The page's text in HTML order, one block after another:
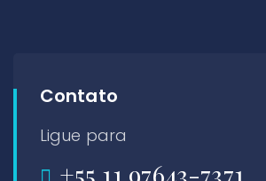
Contato
Ligue para
+55 11 97643-7371